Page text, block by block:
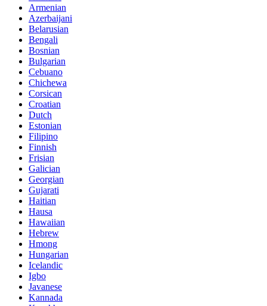
Armenian
Azerbaijani
Belarusian
Bengali
Bosnian
Bulgarian
Cebuano
Chichewa
Corsican
Croatian
Dutch
Estonian
Filipino
Finnish
Frisian
Galician
Georgian
Gujarati
Haitian
Hausa
Hawaiian
Hebrew
Hmong
Hungarian
Icelandic
Igbo
Javanese
Kannada